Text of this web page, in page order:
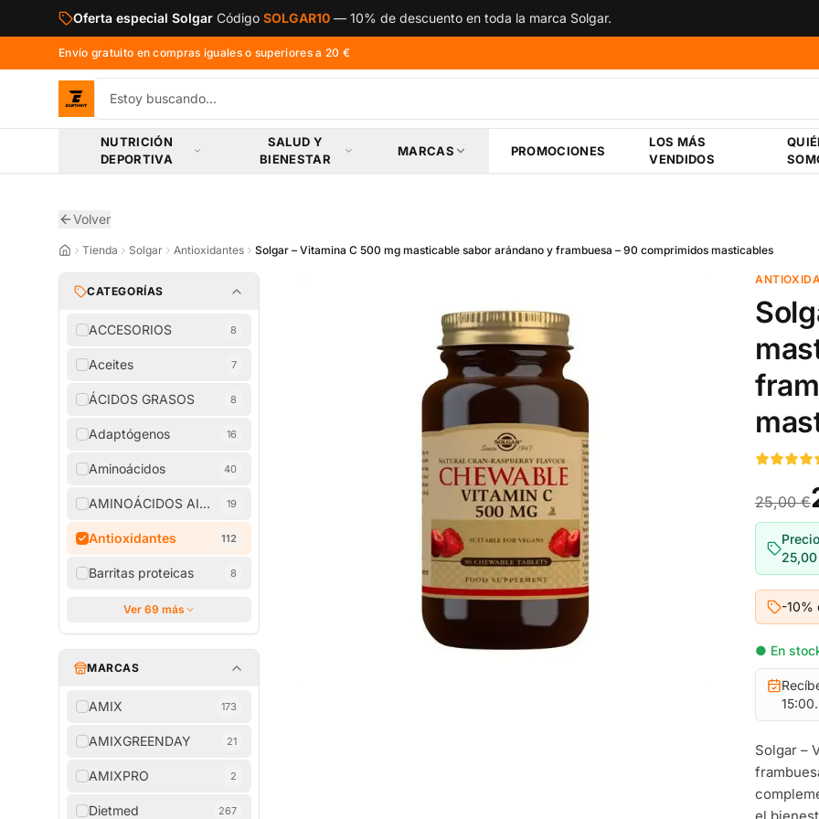
Saltar al contenido principal
Oferta especial Solgar Código SOLGAR10 — 10% de descuento en toda la marca Solgar.
Envío gratuito en compras iguales o superiores a 20 €
NUTRICIÓN
DEPORTIVA
SALUD Y
BIENESTAR
MARCAS PROMOCIONES
LOS MÁS
VENDIDOS
Volver
Tienda Solgar Antioxidantes Solgar – Vitamina C 500 mg masticable sabor arándano y frambuesa – 90 comprimidos masticables
CATEGORÍAS
ACCESORIOS 8
Aceites 7
ÁCIDOS GRASOS 8
Adaptógenos 16
Aminoácidos 40
AMINOÁCIDOS AISLADOS
19
Antioxidantes 112
Barritas proteicas 8
Ver 69 más
MARCAS
AMIX 173
AMIXGREENDAY 21
AMIXPRO 2
Dietmed 267
25,00 €
-10%
● En
15:00.
Solgar –